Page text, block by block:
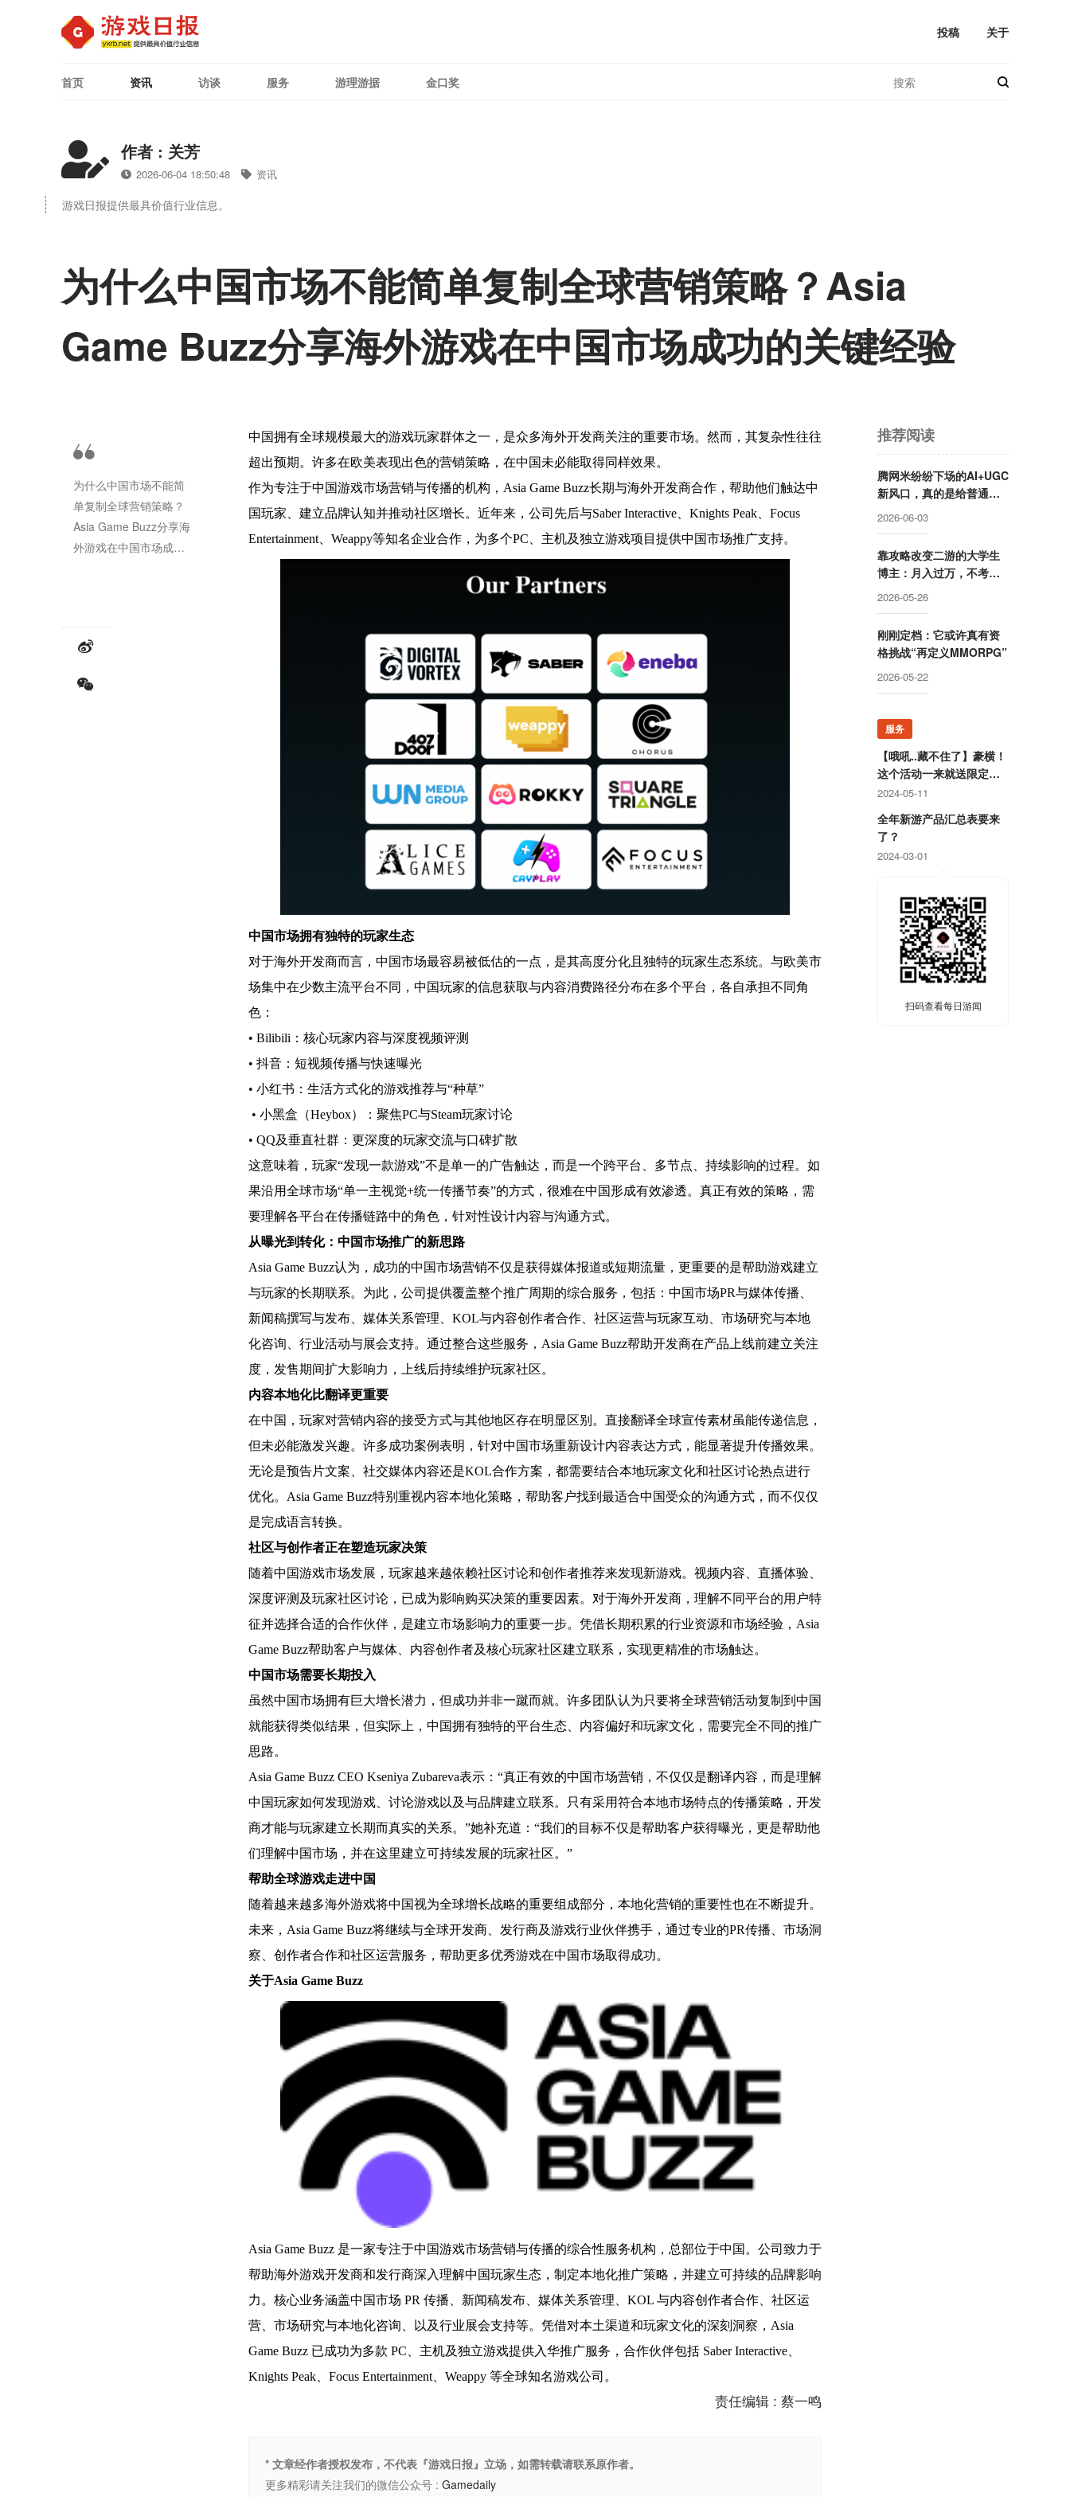
投稿 关于
首页 资讯 访谈 服务 游理游据 金口奖
作者 : 关芳
2026-06-04 18:50:48 资讯
游戏日报提供最具价值行业信息。
为什么中国市场不能简单复制全球营销策略？Asia
Game Buzz分享海外游戏在中国市场成功的关键经验
为什么中国市场不能简
单复制全球营销策略？
Asia Game Buzz分享海
外游戏在中国市场成功
中国拥有全球规模最大的游戏玩家群体之一，是众多海外开发商关注的重要市场。然而，其复杂性往往
超出预期。许多在欧美表现出色的营销策略，在中国未必能取得同样效果。
作为专注于中国游戏市场营销与传播的机构，Asia Game Buzz长期与海外开发商合作，帮助他们触达中
国玩家、建立品牌认知并推动社区增长。近年来，公司先后与Saber Interactive、Knights Peak、Focus
Entertainment、Weappy等知名企业合作，为多个PC、主机及独立游戏项目提供中国市场推广支持。
中国市场拥有独特的玩家生态
对于海外开发商而言，中国市场最容易被低估的一点，是其高度分化且独特的玩家生态系统。与欧美市
场集中在少数主流平台不同，中国玩家的信息获取与内容消费路径分布在多个平台，各自承担不同角
色：
• Bilibili：核心玩家内容与深度视频评测
• 抖音：短视频传播与快速曝光
• 小红书：生活方式化的游戏推荐与“种草”
• 小黑盒（Heybox）：聚焦PC与Steam玩家讨论
• QQ及垂直社群：更深度的玩家交流与口碑扩散
这意味着，玩家“发现一款游戏”不是单一的广告触达，而是一个跨平台、多节点、持续影响的过程。如
果沿用全球市场“单一主视觉+统一传播节奏”的方式，很难在中国形成有效渗透。真正有效的策略，需
要理解各平台在传播链路中的角色，针对性设计内容与沟通方式。
从曝光到转化：中国市场推广的新思路
Asia Game Buzz认为，成功的中国市场营销不仅是获得媒体报道或短期流量，更重要的是帮助游戏建立
与玩家的长期联系。为此，公司提供覆盖整个推广周期的综合服务，包括：中国市场PR与媒体传播、
新闻稿撰写与发布、媒体关系管理、KOL与内容创作者合作、社区运营与玩家互动、市场研究与本地
化咨询、行业活动与展会支持。通过整合这些服务，Asia Game Buzz帮助开发商在产品上线前建立关注
度，发售期间扩大影响力，上线后持续维护玩家社区。
内容本地化比翻译更重要
在中国，玩家对营销内容的接受方式与其他地区存在明显区别。直接翻译全球宣传素材虽能传递信息，
但未必能激发兴趣。许多成功案例表明，针对中国市场重新设计内容表达方式，能显著提升传播效果。
无论是预告片文案、社交媒体内容还是KOL合作方案，都需要结合本地玩家文化和社区讨论热点进行
优化。Asia Game Buzz特别重视内容本地化策略，帮助客户找到最适合中国受众的沟通方式，而不仅仅
是完成语言转换。
社区与创作者正在塑造玩家决策
随着中国游戏市场发展，玩家越来越依赖社区讨论和创作者推荐来发现新游戏。视频内容、直播体验、
深度评测及玩家社区讨论，已成为影响购买决策的重要因素。对于海外开发商，理解不同平台的用户特
征并选择合适的合作伙伴，是建立市场影响力的重要一步。凭借长期积累的行业资源和市场经验，Asia
Game Buzz帮助客户与媒体、内容创作者及核心玩家社区建立联系，实现更精准的市场触达。
中国市场需要长期投入
虽然中国市场拥有巨大增长潜力，但成功并非一蹴而就。许多团队认为只要将全球营销活动复制到中国
就能获得类似结果，但实际上，中国拥有独特的平台生态、内容偏好和玩家文化，需要完全不同的推广
思路。
Asia Game Buzz CEO Kseniya Zubareva表示：“真正有效的中国市场营销，不仅仅是翻译内容，而是理解
中国玩家如何发现游戏、讨论游戏以及与品牌建立联系。只有采用符合本地市场特点的传播策略，开发
商才能与玩家建立长期而真实的关系。”她补充道：“我们的目标不仅是帮助客户获得曝光，更是帮助他
们理解中国市场，并在这里建立可持续发展的玩家社区。”
帮助全球游戏走进中国
随着越来越多海外游戏将中国视为全球增长战略的重要组成部分，本地化营销的重要性也在不断提升。
未来，Asia Game Buzz将继续与全球开发商、发行商及游戏行业伙伴携手，通过专业的PR传播、市场洞
察、创作者合作和社区运营服务，帮助更多优秀游戏在中国市场取得成功。
关于Asia Game Buzz
Asia Game Buzz 是一家专注于中国游戏市场营销与传播的综合性服务机构，总部位于中国。公司致力于
帮助海外游戏开发商和发行商深入理解中国玩家生态，制定本地化推广策略，并建立可持续的品牌影响
力。核心业务涵盖中国市场 PR 传播、新闻稿发布、媒体关系管理、KOL 与内容创作者合作、社区运
营、市场研究与本地化咨询、以及行业展会支持等。凭借对本土渠道和玩家文化的深刻洞察，Asia
Game Buzz 已成功为多款 PC、主机及独立游戏提供入华推广服务，合作伙伴包括 Saber Interactive、
Knights Peak、Focus Entertainment、Weappy 等全球知名游戏公司。
责任编辑 : 蔡一鸣
* 文章经作者授权发布，不代表『游戏日报』立场，如需转载请联系原作者。
更多精彩请关注我们的微信公众号 : Gamedaily
推荐阅读
腾网米纷纷下场的AI+UGC
新风口，真的是给普通人
准备的？
2026-06-03
靠攻略改变二游的大学生
博主：月入过万，不考虑
全职
2026-05-26
刚刚定档：它或许真有资
格挑战“再定义MMORPG”
2026-05-22
服务
【哦吼..藏不住了】豪横！
这个活动一来就送限定游
戏周边！
2024-05-11
全年新游产品汇总表要来
了？
2024-03-01
扫码查看每日游闻